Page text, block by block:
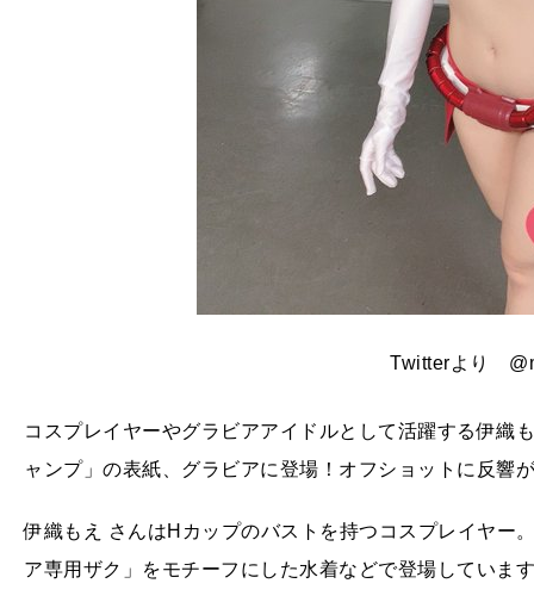
Twitterより
コスプレイヤーやグラビアアイドルとして活躍する伊織
ャンプ」の表紙、グラビアに登場！オフショットに反響
伊織もえ さんはHカップのバストを持つコスプレイヤー
ア専用ザク」をモチーフにした水着などで登場していま